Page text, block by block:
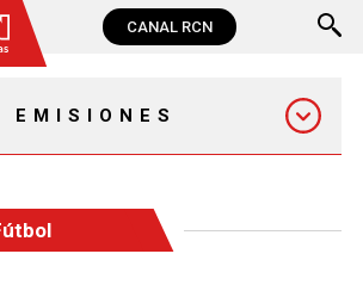
CANAL RCN
EMISIONES